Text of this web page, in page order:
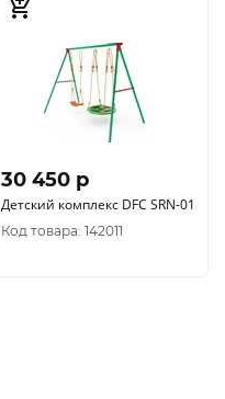
30 450 p
Детский комплекс DFC SRN-01
Код товара: 142011